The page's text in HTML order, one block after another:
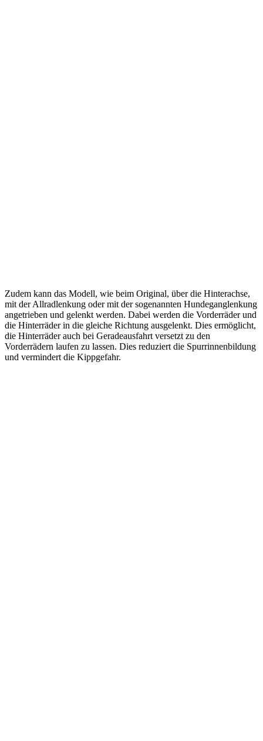
Zudem kann das Modell, wie beim Original, über die Hinterachse,
mit der Allradlenkung oder mit der sogenannten Hundeganglenkung
angetrieben und gelenkt werden. Dabei werden die Vorderräder und
die Hinterräder in die gleiche Richtung ausgelenkt. Dies ermöglicht,
die Hinterräder auch bei Geradeausfahrt versetzt zu den
Vorderrädern laufen zu lassen. Dies reduziert die Spurrinnenbildung
und vermindert die Kippgefahr.